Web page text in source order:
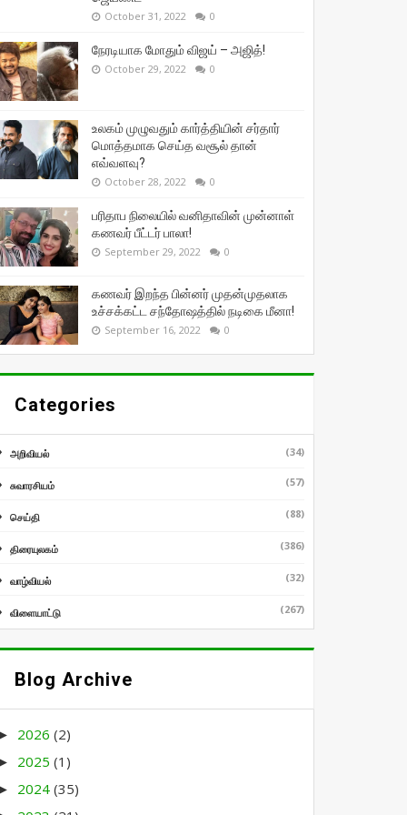
October 31, 2022 0
நேரடியாக மோதும் விஜய் – அஜித்!
October 29, 2022 0
உலகம் முழுவதும் கார்த்தியின் சர்தார்
மொத்தமாக செய்த வசூல் தான்
எவ்வளவு?
October 28, 2022 0
பரிதாப நிலையில் வனிதாவின் முன்னாள்
கணவர் பீட்டர் பாலா!
September 29, 2022 0
கணவர் இறந்த பின்னர் முதன்முதலாக
உச்சக்கட்ட சந்தோஷத்தில் நடிகை மீனா!
September 16, 2022 0
Categories
அறிவியல் (34)
சுவாரசியம் (57)
செய்தி (88)
திரையுலகம் (386)
வாழ்வியல் (32)
விளையாட்டு (267)
Blog Archive
► 2026(2)
► 2025(1)
► 2024(35)